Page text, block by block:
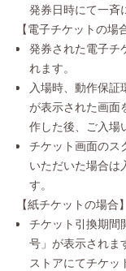
発券日時にて一斉
【電子チケットの場
発券された電子チ
れます。
入場時、動作保証
が表示された画面
作した後、ご入場
チケット画面のス
いただいた場合は
す。
【紙チケットの場合】
チケット引換期間
号」が表示されま
ストアにてチケッ